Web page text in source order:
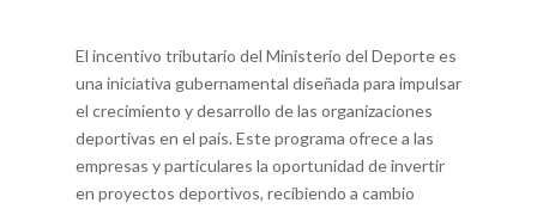
El incentivo tributario del Ministerio del Deporte es
una iniciativa gubernamental diseñada para impulsar
el crecimiento y desarrollo de las organizaciones
deportivas en el país. Este programa ofrece a las
empresas y particulares la oportunidad de invertir
en proyectos deportivos, recibiendo a cambio